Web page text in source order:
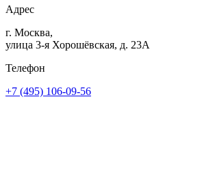
Адрес
г. Москва,
улица 3-я Хорошёвская, д. 23А
Телефон
+7 (495) 106-09-56